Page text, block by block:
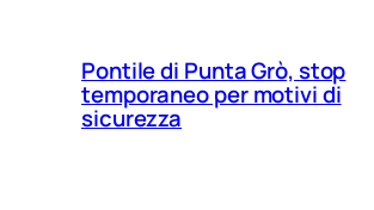
Pontile di Punta Grò, stop
temporaneo per motivi di
sicurezza